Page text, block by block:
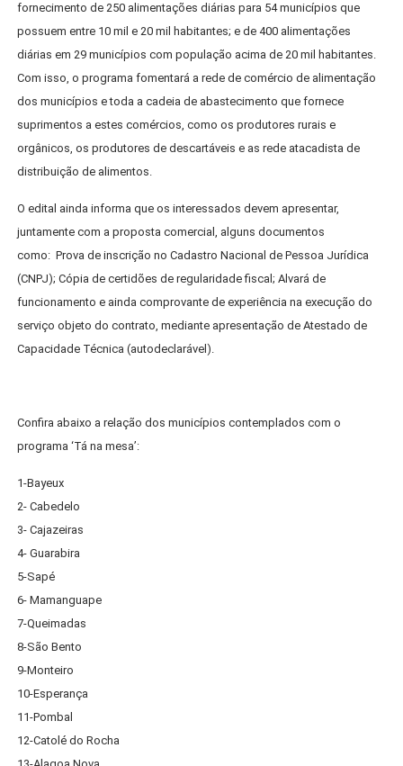
fornecimento de 250 alimentações diárias para 54 municípios que
possuem entre 10 mil e 20 mil habitantes; e de 400 alimentações
diárias em 29 municípios com população acima de 20 mil habitantes.
Com isso, o programa fomentará a rede de comércio de alimentação
dos municípios e toda a cadeia de abastecimento que fornece
suprimentos a estes comércios, como os produtores rurais e
orgânicos, os produtores de descartáveis e as rede atacadista de
distribuição de alimentos.
O edital ainda informa que os interessados devem apresentar,
juntamente com a proposta comercial, alguns documentos
como: Prova de inscrição no Cadastro Nacional de Pessoa Jurídica
(CNPJ); Cópia de certidões de regularidade fiscal; Alvará de
funcionamento e ainda comprovante de experiência na execução do
serviço objeto do contrato, mediante apresentação de Atestado de
Capacidade Técnica (autodeclarável).
Confira abaixo a relação dos municípios contemplados com o
programa ‘Tá na mesa’:
1-Bayeux
2- Cabedelo
3- Cajazeiras
4- Guarabira
5-Sapé
6- Mamanguape
7-Queimadas
8-São Bento
9-Monteiro
10-Esperança
11-Pombal
12-Catolé do Rocha